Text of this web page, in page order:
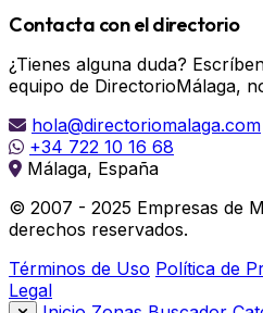
Contacta con el directorio
¿Tienes alguna duda?
equipo de DirectorioMálaga,
hola@directoriomalaga.com
+34 722 10 16 68
Málaga, España
© 2007 - 2025 Empresas de
derechos reservados.
Términos de Uso Política de
Legal